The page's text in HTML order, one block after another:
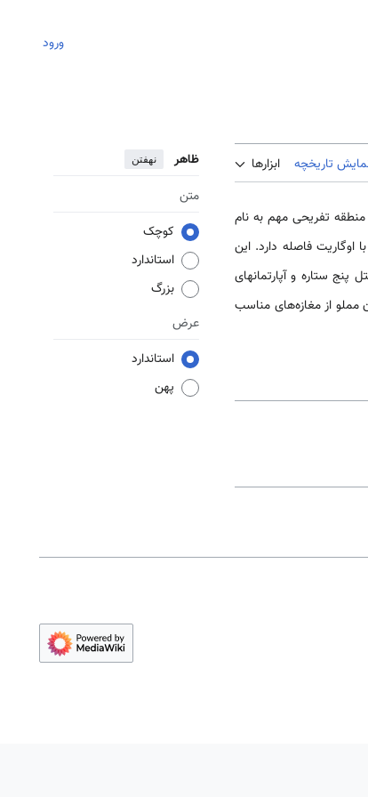
ورود
تاریخچه ابزارها ظاهر نهفتن
متن
کوچک
استاندارد
بزرگ
عرض
استاندارد
پهن
شامل یک منطقه تفریحی مهم به نام
فاصله دارد. این
ستاره و آپارتمان­های
از مغازه‌های مناسب